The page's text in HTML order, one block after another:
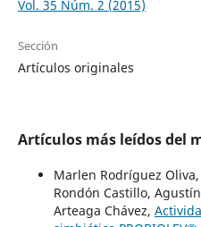
Vol. 35 Núm. 2 (2015)
Sección
Artículos originales
Artículos más leídos del
Marlen Rodríguez
Rondón Castillo,
Arteaga Chávez,